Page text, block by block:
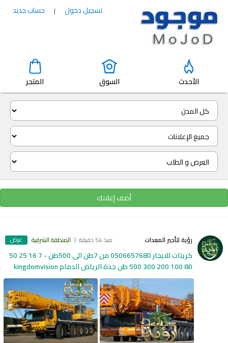
تسجيل دخول | حساب جديد
الأحدث السوق المتجر
أضف إعلانك
رؤية لتأجير المعدات منذ 54 دقيقة المنطقة الشرقية عرض
كرينات للايجار 0506657680 من 7طن الى 500طن - 7 16 25 50
80 100 200 300 500 طن جدة الرياض الدمام kingdomvision